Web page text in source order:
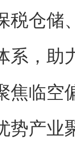
税仓储
系，助
焦临空
势产业